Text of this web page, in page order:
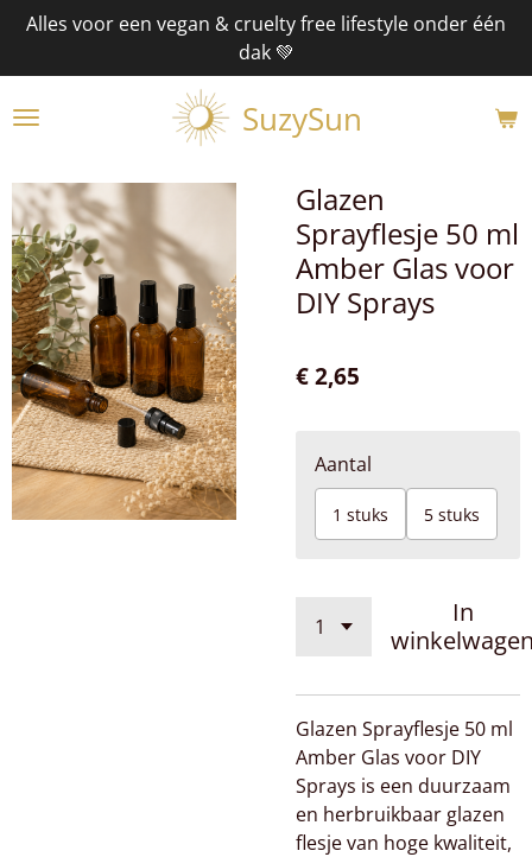
Ga
naar
de
SuzySun
Alles voor een vegan & cruelty free lifestyle onder één
dak 💚
Glazen
Sprayflesje 50 ml
Amber Glas voor
DIY Sprays
€ 2,65
Aantal
1 stuks 5 stuks
In
Glazen Sprayflesje 50 ml
Amber Glas voor DIY
Sprays is een duurzaam
en herbruikbaar glazen
flesje van hoge kwaliteit,